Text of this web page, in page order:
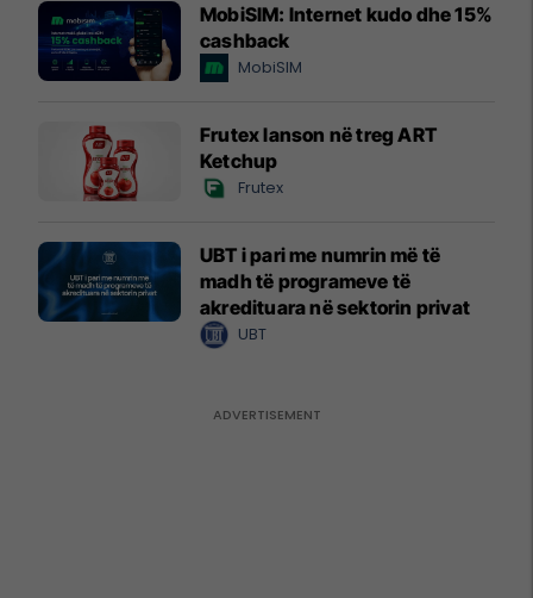
MobiSIM: Internet kudo dhe 15%
cashback
MobiSIM
Frutex lanson në treg ART
Ketchup
Frutex
UBT i pari me numrin më të
madh të programeve të
akredituara në sektorin privat
UBT